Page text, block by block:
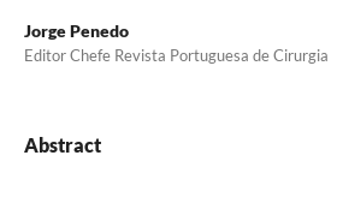
Jorge Penedo
Editor Chefe Revista Portuguesa de Cirurgia
Abstract